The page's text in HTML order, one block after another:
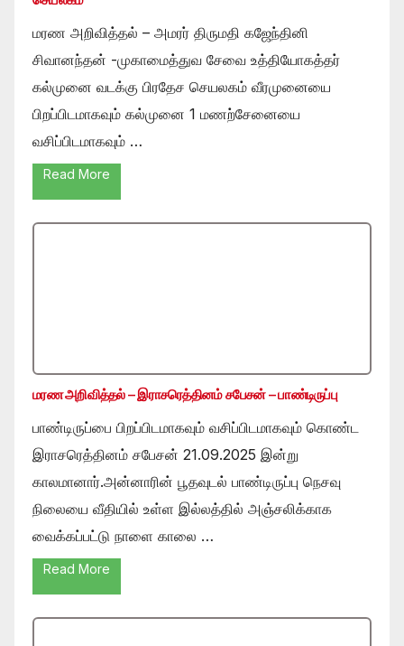
மரண அறிவித்தல் – அமரர் திருமதி கஜேந்தினி
சிவானந்தன் -முகாமைத்துவ சேவை உத்தியோகத்தர்
கல்முனை வடக்கு பிரதேச செயலகம் வீரமுனையை
பிறப்பிடமாகவும் கல்முனை 1 மணற்சேனையை
வசிப்பிடமாகவும் …
Read More
மரண அறிவித்தல் – இராசரெத்தினம் சபேசன் – பாண்டிருப்பு
பாண்டிருப்பை பிறப்பிடமாகவும் வசிப்பிடமாகவும் கொண்ட
இராசரெத்தினம் சபேசன் 21.09.2025 இன்று
காலமானார்.அன்னாரின் பூதவுடல் பாண்டிருப்பு நெசவு
நிலையை வீதியில் உள்ள இல்லத்தில் அஞ்சலிக்காக
வைக்கப்பட்டு நாளை காலை …
Read More